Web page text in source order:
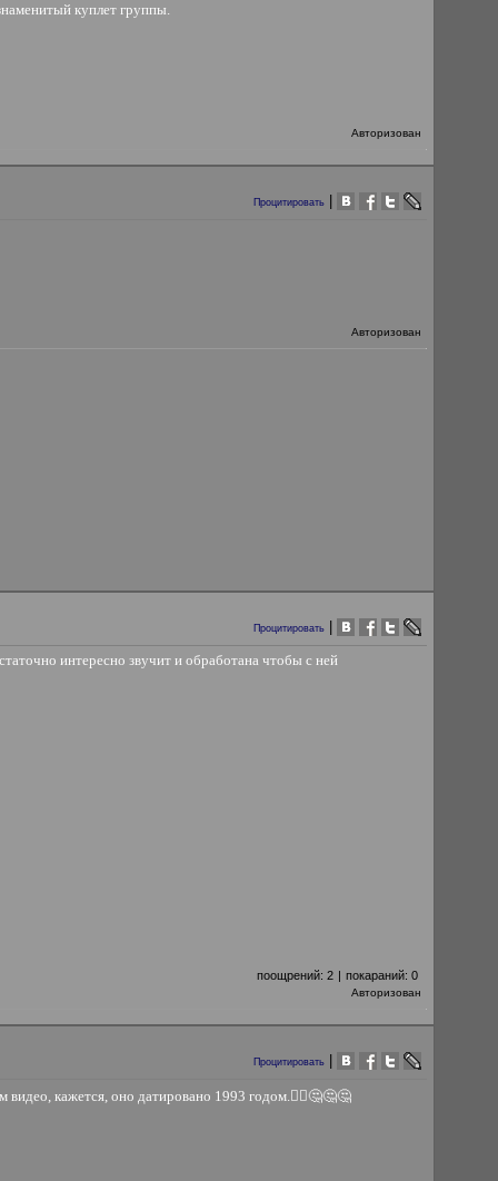
куплет группы.
Авторизован
Процитировать
Авторизован
Процитировать
интересно звучит и обработана чтобы с ней
поощрений: 2 | покараний: 0
Авторизован
Процитировать
видео, кажется, оно датировано 1993 годом.🤷‍♀️🤔🤔🤔